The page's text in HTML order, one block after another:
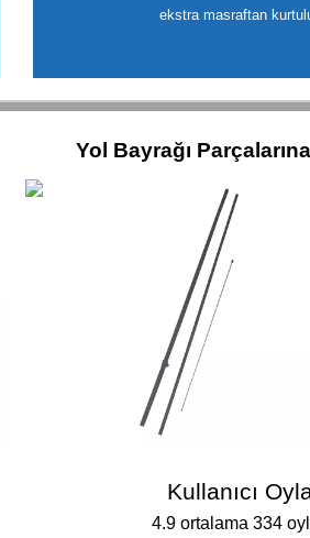
ekstra masraftan
Yol Bayrağı
Kullanıcı
4.9 ortalama 334